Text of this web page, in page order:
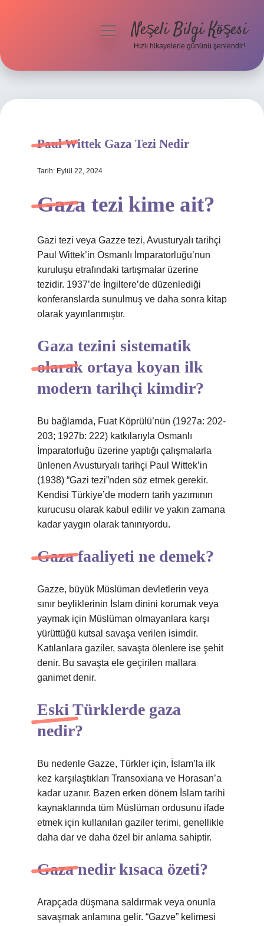
Hakkımızda
menüyüNeşeli Bilgi Köşesi
Hızlı hikayelerle gününü şenlendir!
Paul Wittek Gaza Tezi Nedir
Tarih: Eylül 22, 2024
Gaza tezi kime ait?
Gazi tezi veya Gazze tezi, Avusturyalı tarihçi
Paul Wittek’in Osmanlı İmparatorluğu’nun
kuruluşu etrafındaki tartışmalar üzerine
tezidir. 1937’de İngiltere’de düzenlediği
konferanslarda sunulmuş ve daha sonra kitap
olarak yayınlanmıştır.
Gaza tezini sistematik
olarak ortaya koyan ilk
modern tarihçi kimdir?
Bu bağlamda, Fuat Köprülü’nün (1927a: 202-
203; 1927b: 222) katkılarıyla Osmanlı
İmparatorluğu üzerine yaptığı çalışmalarla
ünlenen Avusturyalı tarihçi Paul Wittek’in
(1938) “Gazi tezi”nden söz etmek gerekir.
Kendisi Türkiye’de modern tarih yazımının
kurucusu olarak kabul edilir ve yakın zamana
kadar yaygın olarak tanınıyordu.
Gaza faaliyeti ne demek?
Gazze, büyük Müslüman devletlerin veya
sınır beyliklerinin İslam dinini korumak veya
yaymak için Müslüman olmayanlara karşı
yürüttüğü kutsal savaşa verilen isimdir.
Katılanlara gaziler, savaşta ölenlere ise şehit
denir. Bu savaşta ele geçirilen mallara
ganimet denir.
Eski Türklerde gaza
nedir?
Bu nedenle Gazze, Türkler için, İslam’la ilk
kez karşılaştıkları Transoxiana ve Horasan’a
kadar uzanır. Bazen erken dönem İslam tarihi
kaynaklarında tüm Müslüman ordusunu ifade
etmek için kullanılan gaziler terimi, genellikle
daha dar ve daha özel bir anlama sahiptir.
Gaza nedir kısaca özeti?
Arapçada düşmana saldırmak veya onunla
savaşmak anlamına gelir. “Gazve” kelimesi